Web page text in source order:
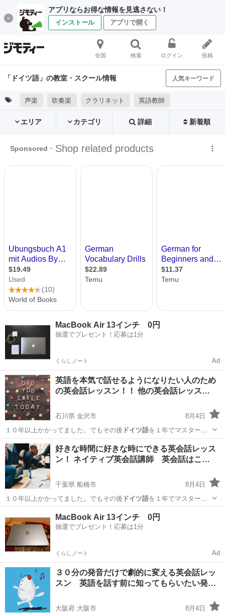
アプリならお得な情報を見逃さない！
インストール アプリで開く
全国 検索 ログイン 投稿
「ドイツ語」の教室・スクール情報 人気キーワード
声楽 吹奏楽 クラリネット 英語教師
エリア カテゴリ 詳細 新着順
MacBook Air 13インチ 0円
抽選でプレゼント！応募は1分
くらしノート Ad
英語を本気で話せるようになりたい人のため
の英会話レッスン！！ 他の英会話レッス…
石川県 金沢市
8月4日
１０年以上かかってました。でもその後 ドイツ語を１年でマスターで
きた時にわかったん…
石川 金沢市 英語 ネイティブ
好きな時間に好きな時にできる英会話レッス
ン！ ネイティブ英会話講師 英会話はこ…
千葉県 船橋市
8月4日
１０年以上かかってました。でもその後 ドイツ語を１年でマスターで
きた時にわかったん…
MacBook Air 13インチ 0円
抽選でプレゼント！応募は1分
くらしノート Ad
３０分の発音だけで劇的に変える英会話レッ
スン 英語を話す前に知ってもらいたい発…
大阪府 大阪市
8月4日